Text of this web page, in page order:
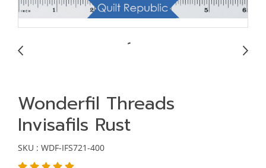
Wonderfil Threads
Invisafils Rust
SKU : WDF-IFS721-400